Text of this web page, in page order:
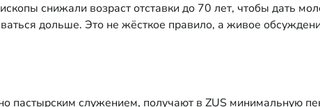
снижали возраст отставки до 70 лет, чтобы дать
дольше. Это не жёсткое правило, а живое
пастырским служением, получают в ZUS минимальную